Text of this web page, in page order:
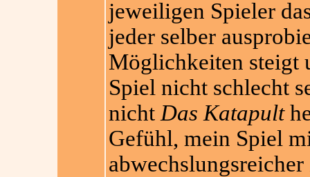
jeweiligen Spieler
jeder selber
Möglichkeiten steigt
Spiel nicht schlecht
nicht Das Katapult
Gefühl, mein Spiel
abwechslungsreicher